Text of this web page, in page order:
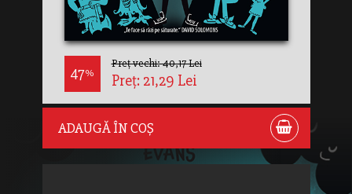
47%
Preț vechi: 40,17 Lei
Preț: 21,29 Lei
ADAUGĂ ÎN COȘ